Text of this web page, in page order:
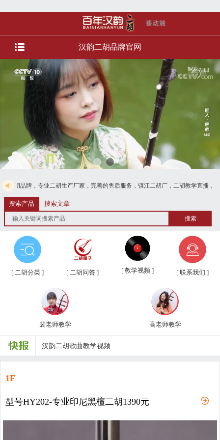
汉韵二胡品牌官网
二胡生产厂家，完善的售后服务，镇江二胡厂，二胡教学直播，直播选琴等服务。
搜索产品 搜索文章
[ 二胡分类 ] [ 二胡问答 ] [ 教学视频 ] [ 联系我们 ]
裴老师教学 高老师教学
第三届“汉韵杯”中老年业余二胡友...
汉韵二胡教学视频教材、新琴应知应...
汉韵二胡高老师教学视频
汉韵二胡裴老师教学视频
汉韵二胡歌曲教学视频
二胡常用演奏符号说明，二胡演奏弓...
1F
型号HY202-专业印尼黑檀二胡1390元